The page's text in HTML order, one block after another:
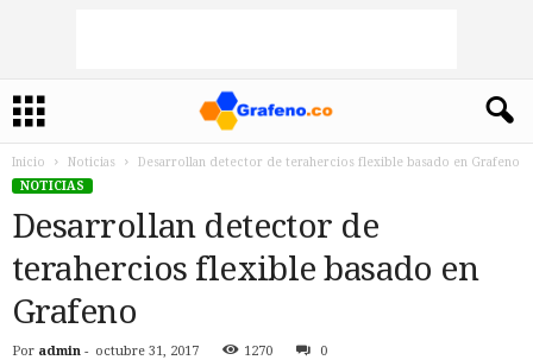
Inicio Noticias
Desarrollan detector de terahercios flexible basado en Grafeno
NOTICIAS
Desarrollan detector de
terahercios flexible basado en
Grafeno
Por admin - octubre 31, 2017 1270 0